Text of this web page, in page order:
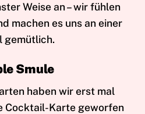
Weise an – wir fühlen
machen es uns an einer
gemütlich.
Smule
haben wir erst mal
Cocktail-Karte geworfen